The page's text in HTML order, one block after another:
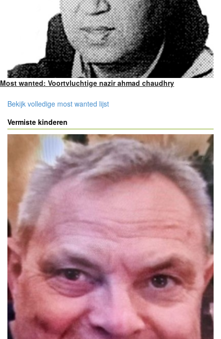
Most wanted: Voortvluchtige nazir ahmad chaudhry
Bekijk volledige most wanted lijst
Vermiste kinderen